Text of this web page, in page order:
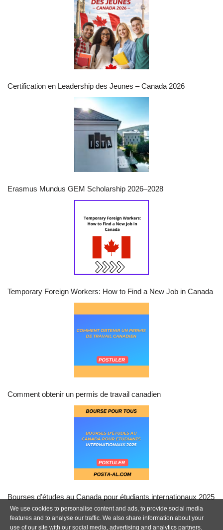
Certification en Leadership des Jeunes – Canada 2026
Erasmus Mundus GEM Scholarship 2026–2028
Temporary Foreign Workers: How to Find a New Job in Canada
Comment obtenir un permis de travail canadien
Bourses d’études au Canada pour étudiants internationaux 2025
We use cookies to personalise content and ads, to provide social media
features and to analyse our traffic. We also share information about your
use of our site with our social media, advertising and analytics partners.